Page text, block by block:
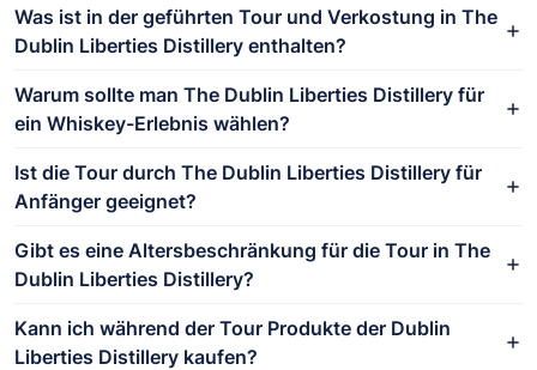
Was ist in der geführten Tour und Verkostung in The
Dublin Liberties Distillery enthalten?
Warum sollte man The Dublin Liberties Distillery für
ein Whiskey-Erlebnis wählen?
Ist die Tour durch The Dublin Liberties Distillery für
Anfänger geeignet?
Gibt es eine Altersbeschränkung für die Tour in The
Dublin Liberties Distillery?
Kann ich während der Tour Produkte der Dublin
Liberties Distillery kaufen?